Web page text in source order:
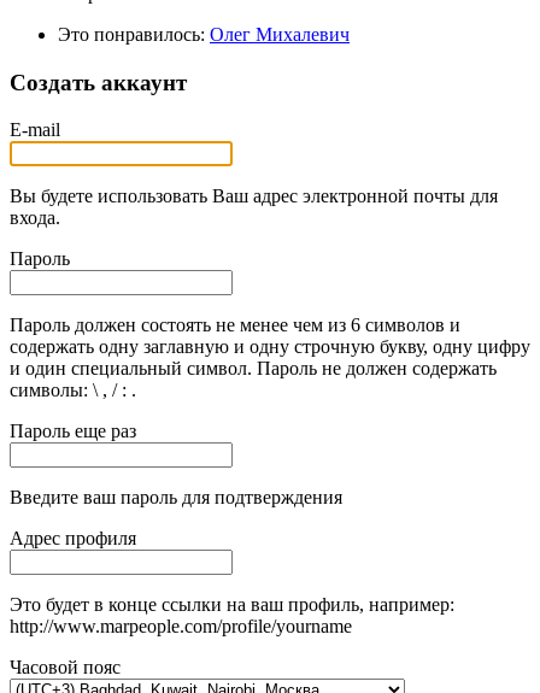
Это понравилось: Олег Михалевич
Создать аккаунт
E-mail
Вы будете использовать Ваш адрес электронной почты для
входа.
Пароль
Пароль должен состоять не менее чем из 6 символов и
содержать одну заглавную и одну строчную букву, одну цифру
и один специальный символ. Пароль не должен содержать
символы: \ , / : .
Пароль еще раз
Введите ваш пароль для подтверждения
Адрес профиля
Это будет в конце ссылки на ваш профиль, например:
http://www.marpeople.com/profile/yourname
Часовой пояс